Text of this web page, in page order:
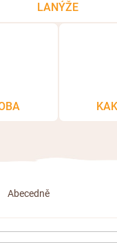
LANÝŽE
Abecedně